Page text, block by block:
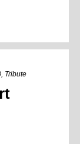
, Tribute